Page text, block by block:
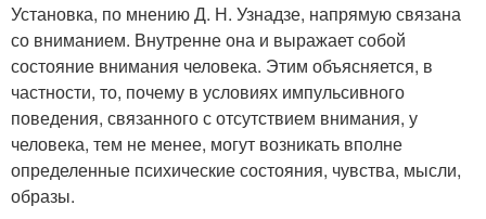
Установка, по мнению Д. Н. Узнадзе, напрямую связана
со вниманием. Внутренне она и выражает собой
состояние внимания человека. Этим объясняется, в
частности, то, почему в условиях импульсивного
поведения, связанного с отсутствием внимания, у
человека, тем не менее, могут возникать вполне
определенные психические состояния, чувства, мысли,
образы.